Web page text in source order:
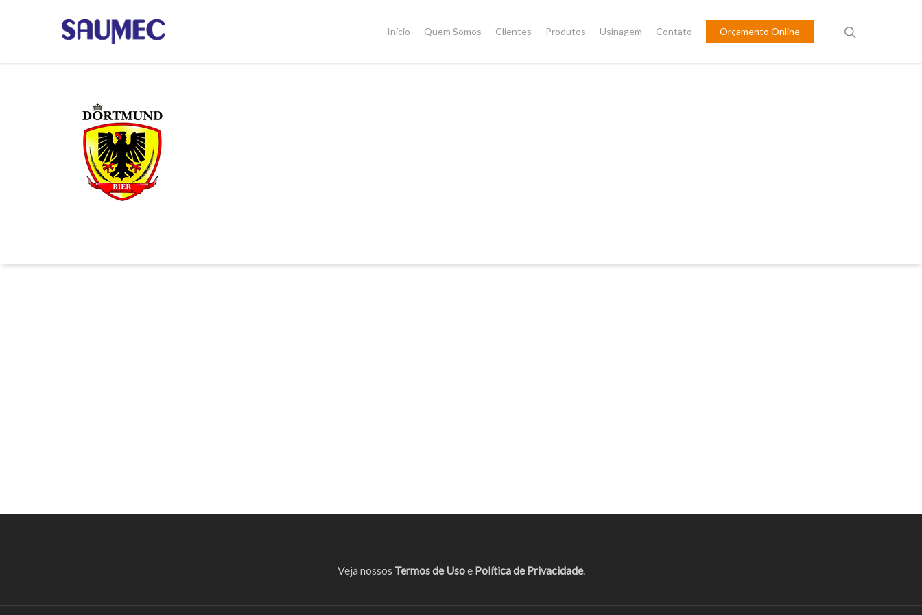
Início Quem Somos Clientes Produtos Usinagem Contato Orçamento Online
Veja nossos Termos de Usoe Política de Privacidade.